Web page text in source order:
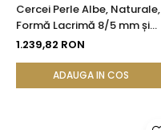
Cercei Perle Albe, Naturale,
Formă Lacrimă 8/5 mm și
Aur Galben 14K | KASKADDA®
1.239,82 RON
ADAUGA IN COS